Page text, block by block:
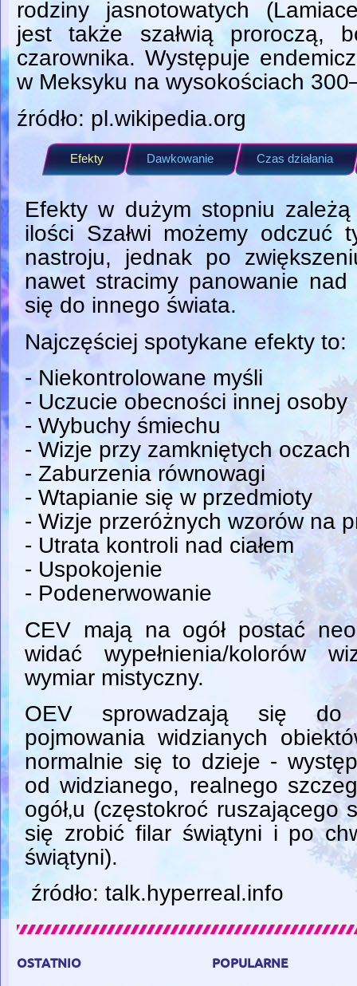
rodziny jasnotowatych
jest także szałwią proroczą,
czarownika. Występuje
w Meksyku na wysokościach
źródło: pl.wikipedia.org
Efekty Dawkowanie Czas działania
Efekty w dużym stopniu
ilości Szałwi możemy odczuć
nastroju, jednak po
nawet stracimy panowanie nad
się do innego świata.
Najczęściej spotykane efekty to:
- Niekontrolowane myśli
- Uczucie obecności innej osoby
- Wybuchy śmiechu
- Wizje przy zamkniętych oczach
- Zaburzenia równowagi
- Wtapianie się w przedmioty
- Wizje przeróżnych wzorów na
- Utrata kontroli nad ciałem
- Uspokojenie
- Podenerwowanie
CEV mają na ogół postać
widać wypełnienia/kolorów
wymiar mistyczny.
OEV sprowadzają się do
pojmowania widzianych
normalnie się to dzieje -
od widzianego, realnego
ogół‚u (częstokroć
się zrobić filar świątyni i po
świątyni).
źródło: talk.hyperreal.info
ostatnio popularne